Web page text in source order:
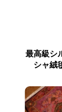
最高級シ
シャ絨